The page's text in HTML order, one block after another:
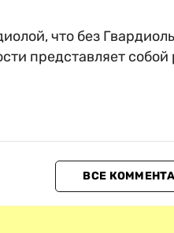
что без
представляет
ВСЕ